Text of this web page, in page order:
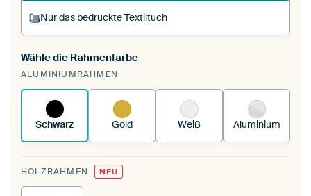
Nur das bedruckte Textiltuch
Du spannst einen wechselbaren Textiltuch in
deinen vorhandenen ArtFrame™.
funktioniert es.
Wähle die Rahmenfarbe
ALUMINIUMRAHMEN
Schwarz Gold Weiß Aluminium
HOLZRAHMEN NEU